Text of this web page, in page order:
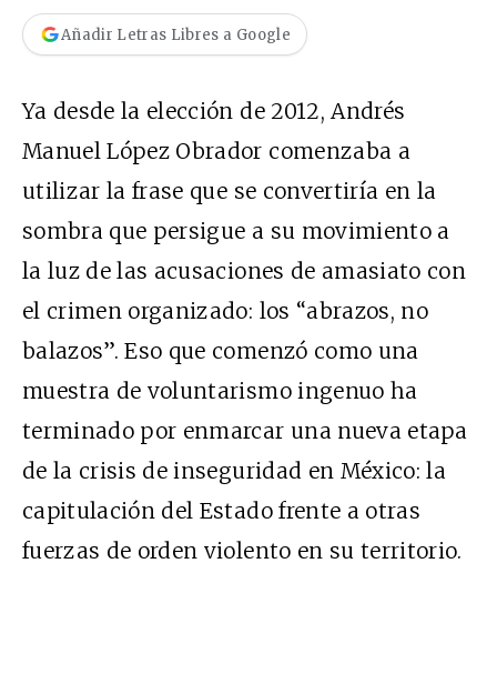
Añadir Letras Libres a Google
Ya desde la elección de 2012, Andrés
Manuel López Obrador comenzaba a
utilizar la frase que se convertiría en la
sombra que persigue a su movimiento a
la luz de las acusaciones de amasiato con
el crimen organizado: los “abrazos, no
balazos”. Eso que comenzó como una
muestra de voluntarismo ingenuo ha
terminado por enmarcar una nueva etapa
de la crisis de inseguridad en México: la
capitulación del Estado frente a otras
fuerzas de orden violento en su territorio.